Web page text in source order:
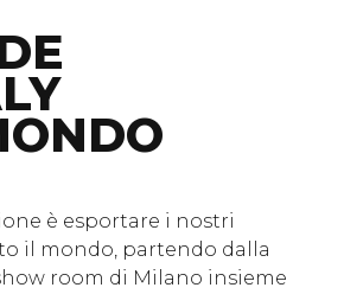
è esportare i nostri
il mondo, partendo dalla
room di Milano insieme